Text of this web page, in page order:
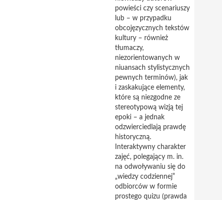
powieści czy scenariuszy
lub – w przypadku
obcojęzycznych tekstów
kultury – również
tłumaczy,
niezorientowanych w
niuansach stylistycznych
pewnych terminów), jak
i zaskakujące elementy,
które są niezgodne ze
stereotypową wizją tej
epoki – a jednak
odzwierciedlają prawdę
historyczną.
Interaktywny charakter
zajęć, polegający m. in.
na odwoływaniu się do
„wiedzy codziennej”
odbiorców w formie
prostego quizu (prawda